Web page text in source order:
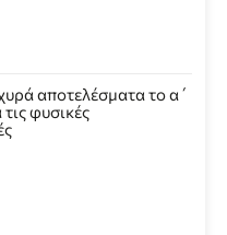
αποτελέσματα το α΄
φυσικές